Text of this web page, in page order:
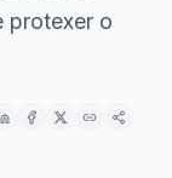
protexer o